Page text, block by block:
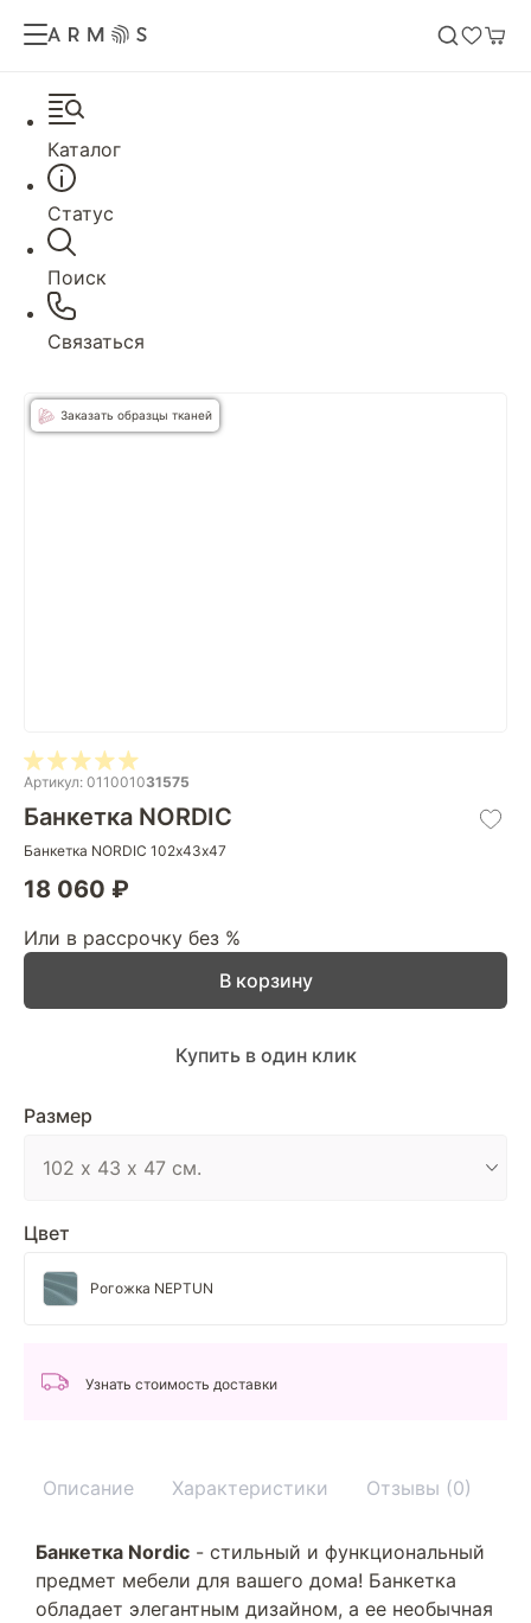
Каталог
Статус
Поиск
Связаться
Заказать образцы тканей
Артикул: 011001031575
Банкетка NORDIC
Банкетка NORDIC 102х43х47
18 060 ₽
Или в рассрочку без %
Размер
Цвет
Рогожка NEPTUN
В корзину
Купить в один клик
Узнать стоимость доставки
Описание Характеристики Отзывы (0)
Банкетка Nordic - стильный и функциональный
предмет мебели для вашего дома! Банкетка
обладает элегантным дизайном, а ее необычная